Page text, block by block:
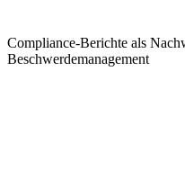
Compliance-Berichte als
Beschwerdemanagement